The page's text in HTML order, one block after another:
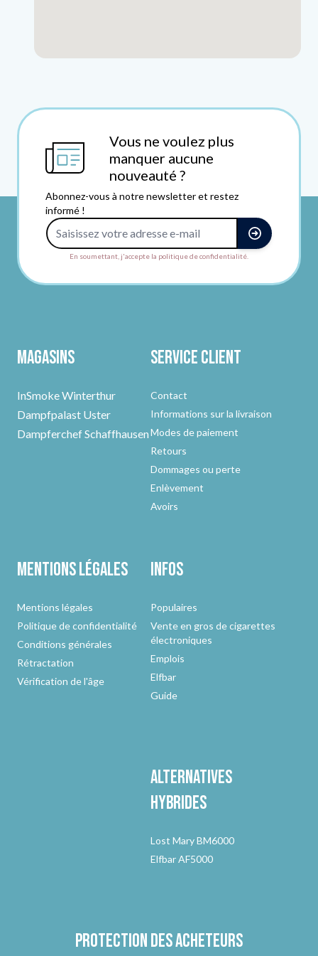
Vous ne voulez plus
manquer aucune
nouveauté ?
Abonnez-vous à notre newsletter et restez
informé !
En soumettant, j'accepte la politique de confidentialité.
Magasins
InSmoke Winterthur
Dampfpalast Uster
Dampferchef Schaffhausen
Service client
Contact
Informations sur la livraison
Modes de paiement
Retours
Dommages ou perte
Enlèvement
Avoirs
Mentions légales
Mentions légales
Politique de confidentialité
Conditions générales
Rétractation
Vérification de l'âge
Infos
Populaires
Vente en gros de cigarettes
électroniques
Emplois
Elfbar
Guide
Alternatives
hybrides
Lost Mary BM6000
Elfbar AF5000
Protection des acheteurs